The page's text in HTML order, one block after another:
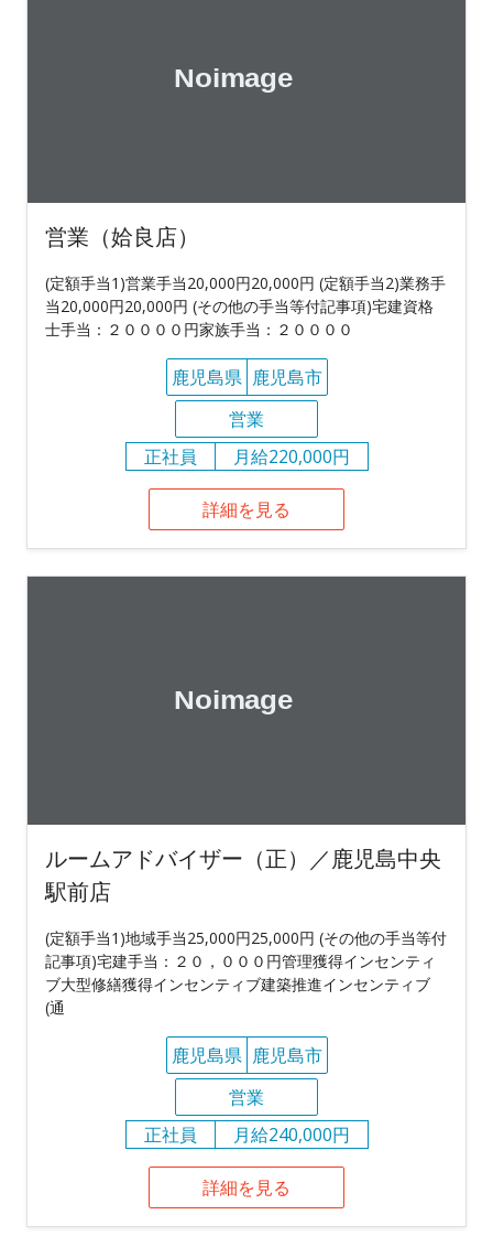
営業（姶良店）
(定額手当1)営業手当20,000円20,000円 (定額手当2)業務手
当20,000円20,000円 (その他の手当等付記事項)宅建資格
士手当：２００００円家族手当：２００００
鹿児島県 鹿児島市
営業
正社員
月給220,000円
詳細を見る
ルームアドバイザー（正）／鹿児島中央
駅前店
(定額手当1)地域手当25,000円25,000円 (その他の手当等付
記事項)宅建手当：２０，０００円管理獲得インセンティ
ブ大型修繕獲得インセンティブ建築推進インセンティブ
(通
鹿児島県 鹿児島市
営業
正社員
月給240,000円
詳細を見る